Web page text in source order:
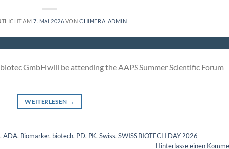
AM7. MAI 2026 VONCHIMERA_ADMIN
GmbH will be attending the AAPS Summer Scientific Forum
WEITERLESEN →
, ADA, Biomarker, biotech, PD, PK, Swiss, SWISS BIOTECH DAY 2026
Hinterlasse einen